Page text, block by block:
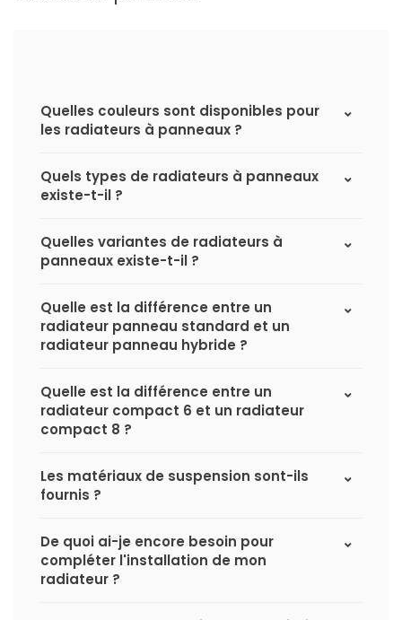
Quelles couleurs sont disponibles pour
les radiateurs à panneaux ?
Quels types de radiateurs à panneaux
existe-t-il ?
Quelles variantes de radiateurs à
panneaux existe-t-il ?
Quelle est la différence entre un
radiateur panneau standard et un
radiateur panneau hybride ?
Quelle est la différence entre un
radiateur compact 6 et un radiateur
compact 8 ?
Les matériaux de suspension sont-ils
fournis ?
De quoi ai-je encore besoin pour
compléter l'installation de mon
radiateur ?